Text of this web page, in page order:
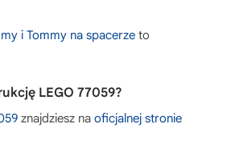
i Tommy na spacerze to
LEGO 77059?
znajdziesz na oficjalnej stronie